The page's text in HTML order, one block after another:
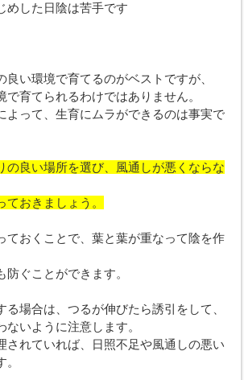
めした日陰は苦手です
良い環境で育てるのがベストですが、
で育てられるわけではありません。
よって、生育にムラができるのは事実で
の良い場所を選び、風通しが悪くならな
おきましょう。
ておくことで、葉と葉が重なって陰を作
防ぐことができます。
る場合は、つるが伸びたら誘引をして、
いように注意します。
されていれば、日照不足や風通しの悪い